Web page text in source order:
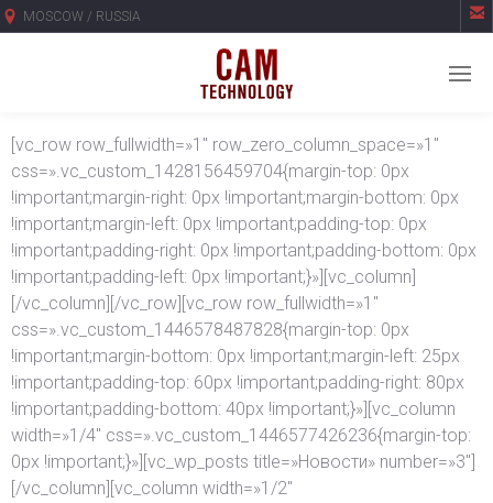
MOSCOW / RUSSIA 
[vc_row row_fullwidth=»1″ row_zero_column_space=»1″
css=».vc_custom_1428156459704{margin-top: 0px
!important;margin-right: 0px !important;margin-bottom: 0px
!important;margin-left: 0px !important;padding-top: 0px
!important;padding-right: 0px !important;padding-bottom: 0px
!important;padding-left: 0px !important;}»][vc_column]
[/vc_column][/vc_row][vc_row row_fullwidth=»1″
css=».vc_custom_1446578487828{margin-top: 0px
!important;margin-bottom: 0px !important;margin-left: 25px
!important;padding-top: 60px !important;padding-right: 80px
!important;padding-bottom: 40px !important;}»][vc_column
width=»1/4″ css=».vc_custom_1446577426236{margin-top:
0px !important;}»][vc_wp_posts title=»Новости» number=»3″]
[/vc_column][vc_column width=»1/2″